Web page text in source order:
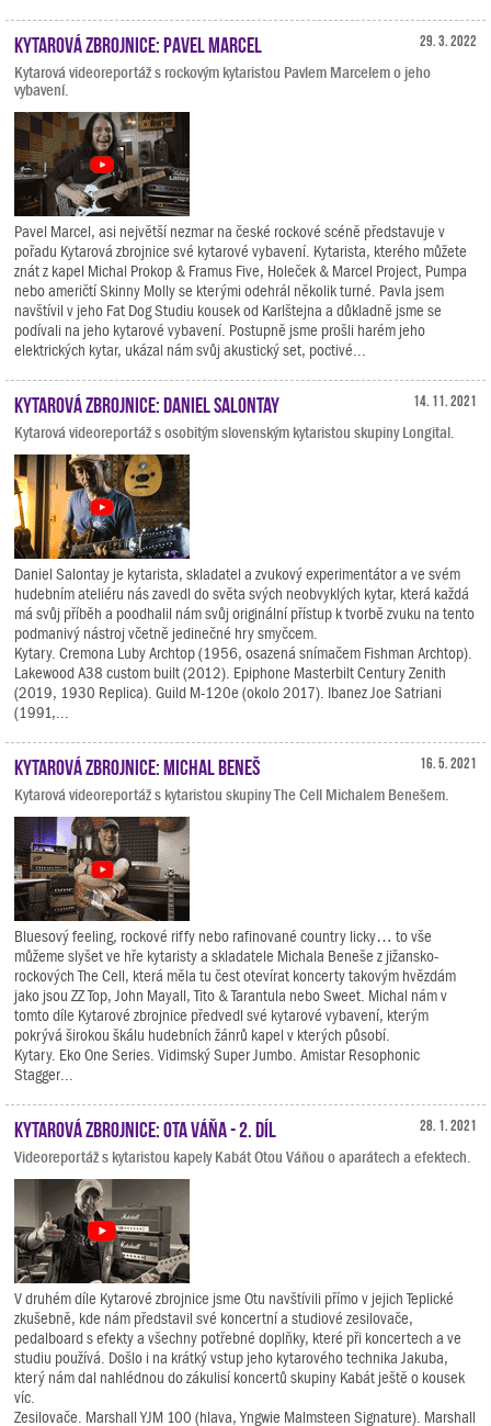
29. 3. 2022
Kytarová zbrojnice: Pavel Marcel
Kytarová videoreportáž s rockovým kytaristou Pavlem Marcelem o jeho
vybavení.
Pavel Marcel, asi největší nezmar na české rockové scéně představuje v
pořadu Kytarová zbrojnice své kytarové vybavení. Kytarista, kterého můžete
znát z kapel Michal Prokop & Framus Five, Holeček & Marcel Project, Pumpa
nebo američtí Skinny Molly se kterými odehrál několik turné. Pavla jsem
navštívil v jeho Fat Dog Studiu kousek od Karlštejna a důkladně jsme se
podívali na jeho kytarové vybavení. Postupně jsme prošli harém jeho
elektrických kytar, ukázal nám svůj akustický set, poctivé...
14. 11. 2021
Kytarová zbrojnice: Daniel Salontay
Kytarová videoreportáž s osobitým slovenským kytaristou skupiny Longital.
Daniel Salontay je kytarista, skladatel a zvukový experimentátor a ve svém
hudebním ateliéru nás zavedl do světa svých neobvyklých kytar, která každá
má svůj příběh a poodhalil nám svůj originální přístup k tvorbě zvuku na tento
podmanivý nástroj včetně jedinečné hry smyčcem.
Kytary. Cremona Luby Archtop (1956, osazená snímačem Fishman Archtop).
Lakewood A38 custom built (2012). Epiphone Masterbilt Century Zenith
(2019, 1930 Replica). Guild M-120e (okolo 2017). Ibanez Joe Satriani
(1991,...
16. 5. 2021
Kytarová zbrojnice: Michal Beneš
Kytarová videoreportáž s kytaristou skupiny The Cell Michalem Benešem.
Bluesový feeling, rockové riffy nebo rafinované country licky… to vše
můžeme slyšet ve hře kytaristy a skladatele Michala Beneše z jižansko-
rockových The Cell, která měla tu čest otevírat koncerty takovým hvězdám
jako jsou ZZ Top, John Mayall, Tito & Tarantula nebo Sweet. Michal nám v
tomto díle Kytarové zbrojnice předvedl své kytarové vybavení, kterým
pokrývá širokou škálu hudebních žánrů kapel v kterých působí.
Kytary. Eko One Series. Vidimský Super Jumbo. Amistar Resophonic
Stagger...
28. 1. 2021
Kytarová zbrojnice: Ota Váňa - 2. díl
Videoreportáž s kytaristou kapely Kabát Otou Váňou o aparátech a efektech.
V druhém díle Kytarové zbrojnice jsme Otu navštívili přímo v jejich Teplické
zkušebně, kde nám představil své koncertní a studiové zesilovače,
pedalboard s efekty a všechny potřebné doplňky, které při koncertech a ve
studiu používá. Došlo i na krátký vstup jeho kytarového technika Jakuba,
který nám dal nahlédnou do zákulisí koncertů skupiny Kabát ještě o kousek
víc.
Zesilovače. Marshall YJM 100 (hlava, Yngwie Malmsteen Signature). Marshall